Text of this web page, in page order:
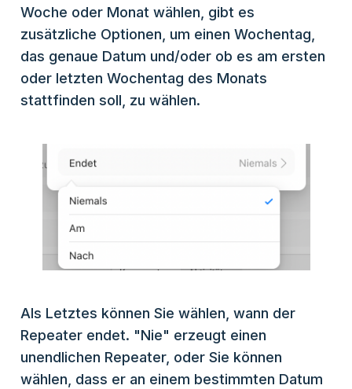
Woche oder Monat wählen, gibt es
zusätzliche Optionen, um einen Wochentag,
das genaue Datum und/oder ob es am ersten
oder letzten Wochentag des Monats
stattfinden soll, zu wählen.
Als Letztes können Sie wählen, wann der
Repeater endet. "Nie" erzeugt einen
unendlichen Repeater, oder Sie können
wählen, dass er an einem bestimmten Datum